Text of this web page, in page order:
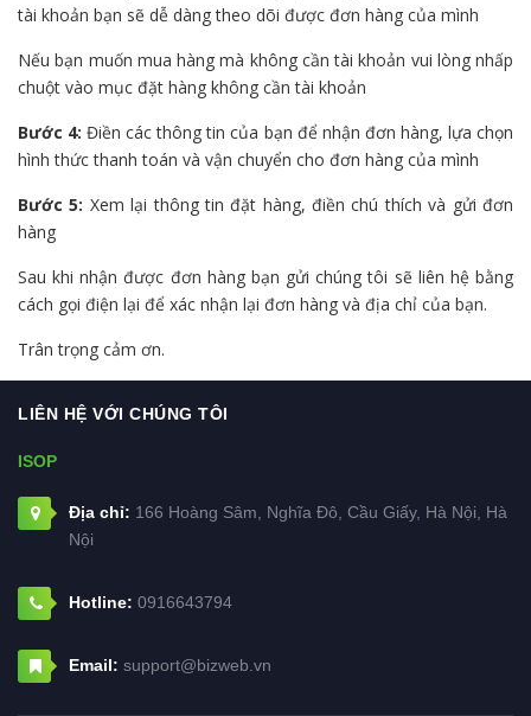
tài khoản bạn sẽ dễ dàng theo dõi được đơn hàng của mình
Nếu bạn muốn mua hàng mà không cần tài khoản vui lòng nhấp
chuột vào mục đặt hàng không cần tài khoản
Bước 4: Điền các thông tin của bạn để nhận đơn hàng, lựa chọn
hình thức thanh toán và vận chuyển cho đơn hàng của mình
Bước 5: Xem lại thông tin đặt hàng, điền chú thích và gửi đơn
hàng
Sau khi nhận được đơn hàng bạn gửi chúng tôi sẽ liên hệ bằng
cách gọi điện lại để xác nhận lại đơn hàng và địa chỉ của bạn.
Trân trọng cảm ơn.
LIÊN HỆ VỚI CHÚNG TÔI
ISOP
Địa chỉ: 166 Hoàng Sâm, Nghĩa Đô, Cầu Giấy, Hà Nội, Hà
Nội
Hotline: 0916643794
Email: support@bizweb.vn